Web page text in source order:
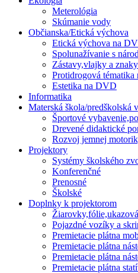
Meterológia
Skúmanie vody
Občianska/Etická výchova
Etická výchova na
Spolunažívanie s
Zástavy,vlajky a
Protidrogová
Estetika na DVD
Informatika
Materská škola/predškolská
Športové
Drevené didaktické
Rozvoj jemnej
Projektory
Systémy školského
Konferenčné
Prenosné
Školské
Doplnky k projektorom
Pojazdné vozíky a
Premietacie plátna
Premietacie plátna
Premietacie plátna
Premietacie plátna